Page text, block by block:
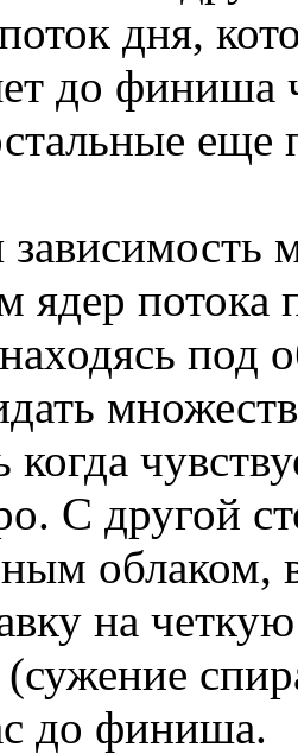
дня,
до финиша
еще
ядер
под
когда
С другой
облаком,
на
до финиша.